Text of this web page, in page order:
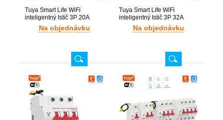
Tuya Smart Life WiFi
inteligentný Istič 3P 20A
Na objednávku
Tuya Smart Life WiFi
inteligentný Istič 3P 32A
Na objednávku